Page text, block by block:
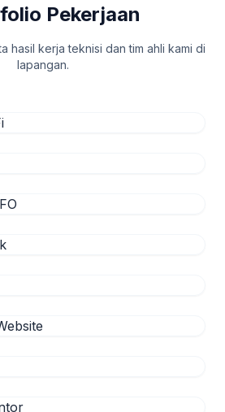
Pekerjaan
hasil kerja teknisi dan tim ahli kami di
lapangan.